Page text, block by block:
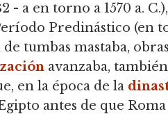
a en torno a 1570 a.
Predinástico (en
tumbas mastaba,
avanzaba,
en la época de la
antes de que